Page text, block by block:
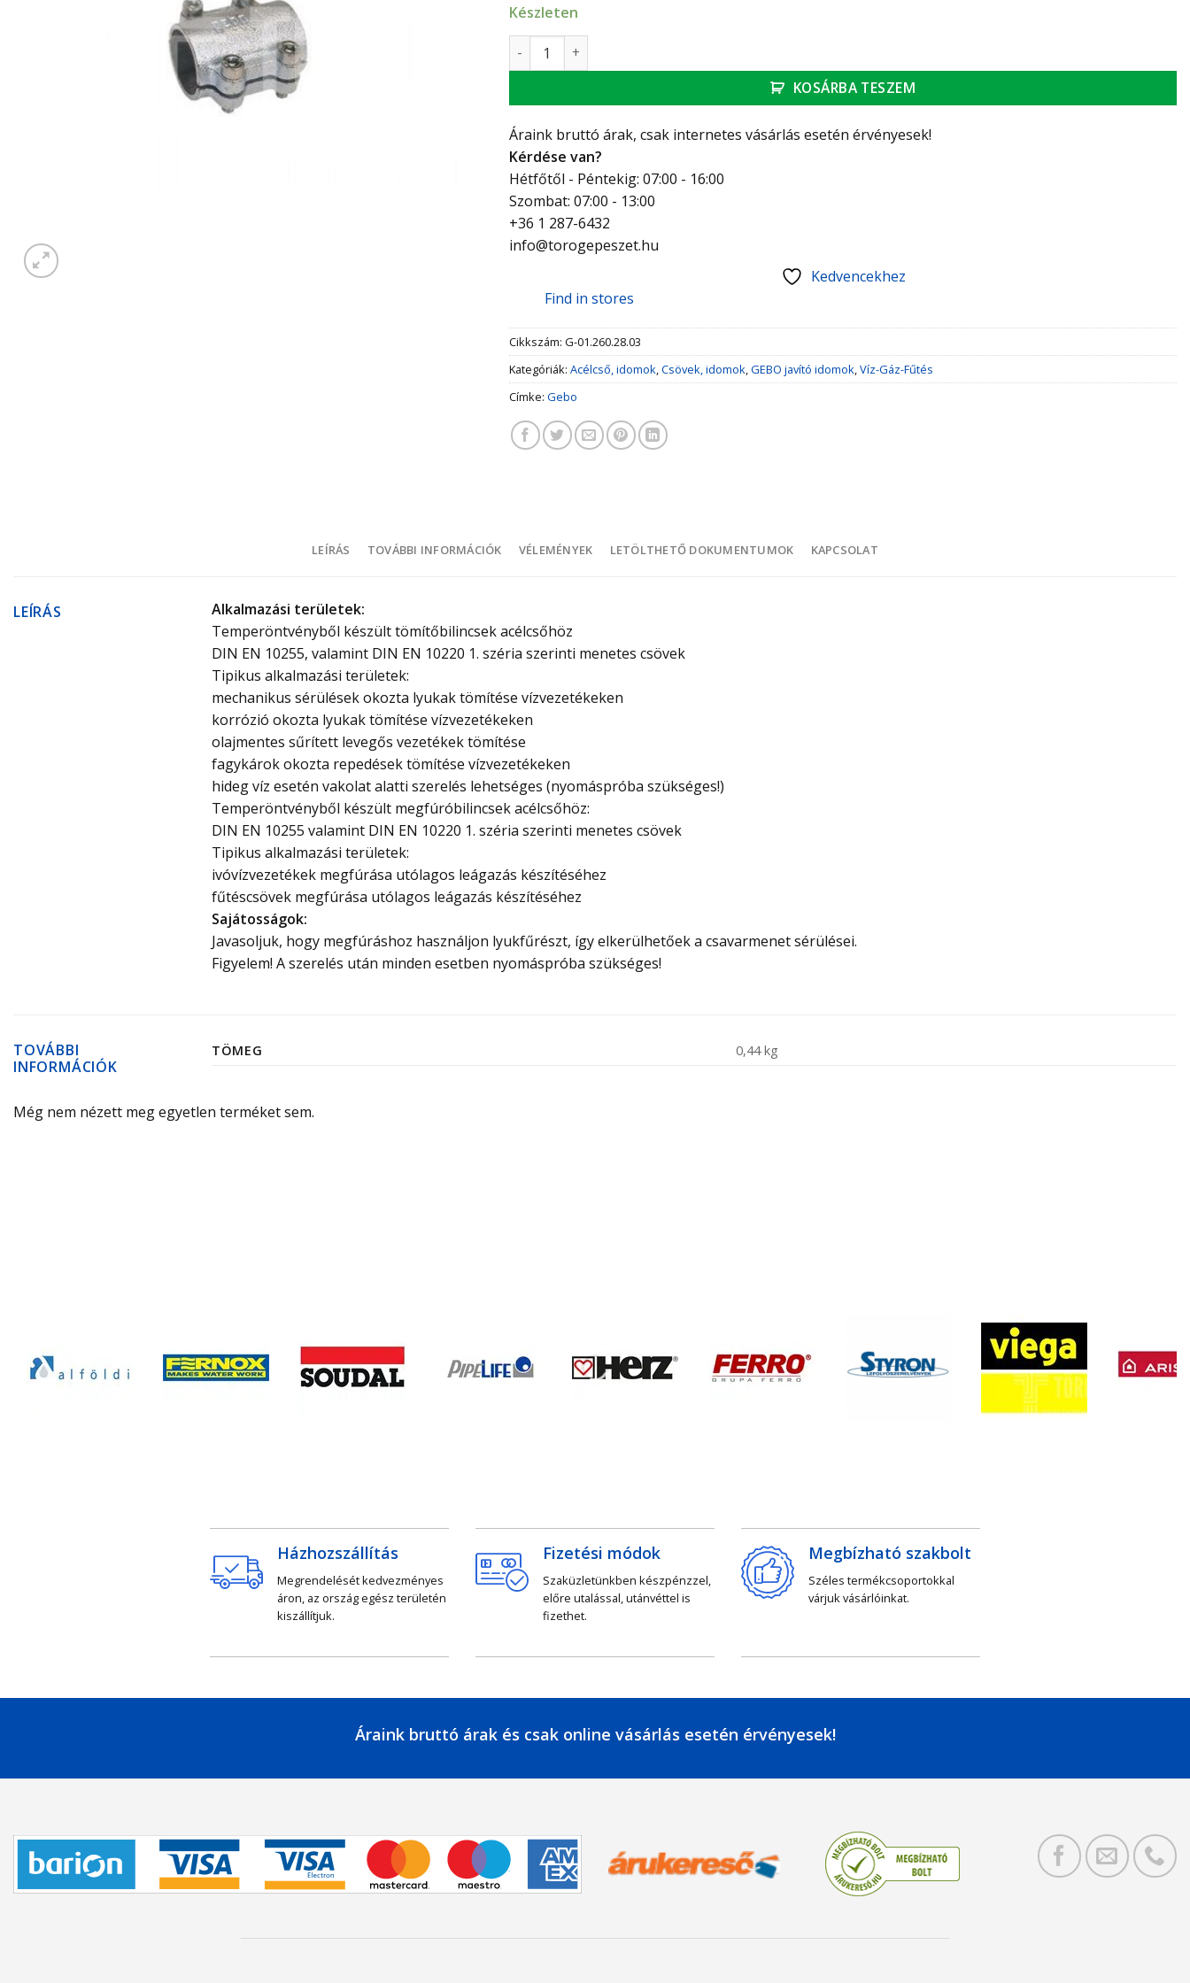
Készleten
Gebo acél javító bilincs 1" DSK (33,7) mennyiség
KOSÁRBA TESZEM
Áraink bruttó árak, csak internetes vásárlás esetén érvényesek!
Kérdése van?
Hétfőtől - Péntekig: 07:00 - 16:00
Szombat: 07:00 - 13:00
+36 1 287-6432
info@torogepeszet.hu
Kedvencekhez
Find in stores
Cikkszám: G-01.260.28.03
Kategóriák: Acélcső, idomok Csövek, idomok GEBO javító idomok Víz-Gáz-Fűtés
Címke: Gebo
LEÍRÁS TOVÁBBI INFORMÁCIÓK VÉLEMÉNYEK LETÖLTHETŐ DOKUMENTUMOK KAPCSOLAT
LEÍRÁS
Alkalmazási területek:
Temperöntvényből készült tömítőbilincsek acélcsőhöz
DIN EN 10255, valamint DIN EN 10220 1. széria szerinti menetes csövek
Tipikus alkalmazási területek:
mechanikus sérülések okozta lyukak tömítése vízvezetékeken
korrózió okozta lyukak tömítése vízvezetékeken
olajmentes sűrített levegős vezetékek tömítése
fagykárok okozta repedések tömítése vízvezetékeken
hideg víz esetén vakolat alatti szerelés lehetséges (nyomáspróba szükséges!)
Temperöntvényből készült megfúróbilincsek acélcsőhöz:
DIN EN 10255 valamint DIN EN 10220 1. széria szerinti menetes csövek
Tipikus alkalmazási területek:
ivóvízvezetékek megfúrása utólagos leágazás készítéséhez
fűtéscsövek megfúrása utólagos leágazás készítéséhez
Sajátosságok:
Javasoljuk, hogy megfúráshoz használjon lyukfűrészt, így elkerülhetőek a csavarmenet sérülései.
Figyelem! A szerelés után minden esetben nyomáspróba szükséges!
TOVÁBBI
INFORMÁCIÓK
TÖMEG 0,44 kg
Még nem nézett meg egyetlen terméket sem.
Házhozszállítás
Megrendelését kedvezményes
áron, az ország egész területén
kiszállítjuk.
Fizetési módok
Szaküzletünkben készpénzzel,
előre utalással, utánvéttel is
fizethet.
Megbízható szakbolt
Széles termékcsoportokkal
várjuk vásárlóinkat.
Áraink bruttó árak és csak online vásárlás esetén érvényesek!